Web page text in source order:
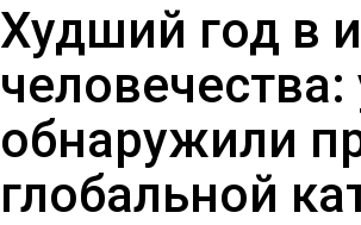
Худший год в
обнаружили
глобальной